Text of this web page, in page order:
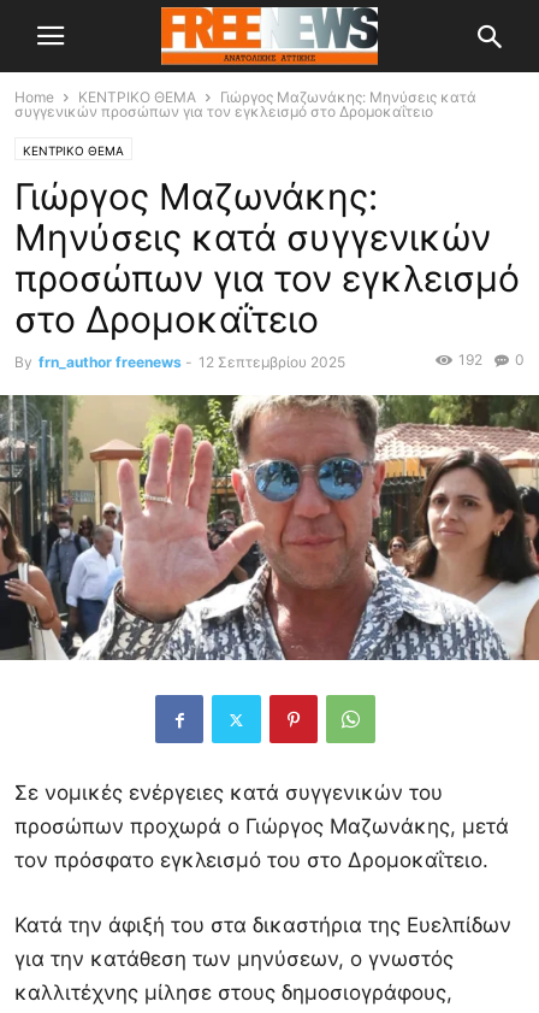
Home ΚΕΝΤΡΙΚΟ ΘΕΜΑ
Γιώργος Μαζωνάκης: Μηνύσεις κατά
συγγενικών προσώπων για τον εγκλεισμό στο Δρομοκαΐτειο
ΚΕΝΤΡΙΚΟ ΘΕΜΑ
Γιώργος Μαζωνάκης:
Μηνύσεις κατά συγγενικών
προσώπων για τον εγκλεισμό
στο Δρομοκαΐτειο
By frn_author freenews - 12 Σεπτεμβρίου 2025 0
192
Σε νομικές ενέργειες κατά συγγενικών του
προσώπων προχωρά ο Γιώργος Μαζωνάκης, μετά
τον πρόσφατο εγκλεισμό του στο Δρομοκαΐτειο.
Κατά την άφιξή του στα δικαστήρια της Ευελπίδων
για την κατάθεση των μηνύσεων, ο γνωστός
καλλιτέχνης μίλησε στους δημοσιογράφους,